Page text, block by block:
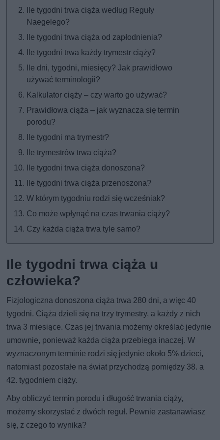
Ile tygodni trwa ciąża według Reguły
Naegelego?
Ile tygodni trwa ciąża od zapłodnienia?
Ile tygodni trwa każdy trymestr ciąży?
Ile dni, tygodni, miesięcy? Jak prawidłowo
używać terminologii?
Kalkulator ciąży – czy warto go używać?
Prawidłowa ciąża – jak wyznacza się termin
porodu?
Ile tygodni ma trymestr?
Ile trymestrów trwa ciąża?
Ile tygodni trwa ciąża donoszona?
Ile tygodni trwa ciąża przenoszona?
W którym tygodniu rodzi się wcześniak?
Co może wpłynąć na czas trwania ciąży?
Czy każda ciąża trwa tyle samo?
Ile tygodni trwa ciąża u
człowieka?
Fizjologiczna donoszona ciąża trwa 280 dni, a więc 40
tygodni. Ciąża dzieli się na trzy trymestry, a każdy z nich
trwa 3 miesiące. Czas jej trwania możemy określać jedynie
umownie, ponieważ każda ciąża przebiega inaczej. W
wyznaczonym terminie rodzi się jedynie około 5% dzieci,
natomiast pozostałe na świat przychodzą pomiędzy 38. a
42. tygodniem ciąży.
Aby obliczyć termin porodu i długość trwania ciąży,
możemy skorzystać z dwóch reguł. Pewnie zastanawiasz
się, z czego to wynika?